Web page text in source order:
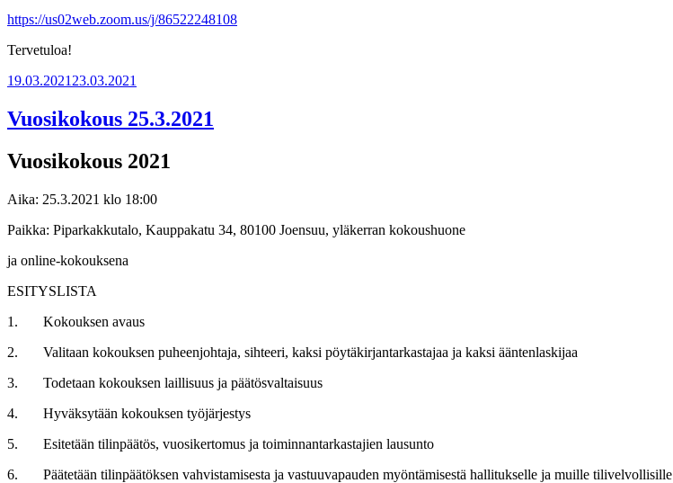
https://us02web.zoom.us/j/86522248108
Tervetuloa!
Julkaistu
19.03.2021 23.03.2021
Vuosikokous 25.3.2021
Vuosikokous 2021
Aika: 25.3.2021 klo 18:00
Paikka: Piparkakkutalo, Kauppakatu 34, 80100 Joensuu, yläkerran kokoushuone
ja online-kokouksena
ESITYSLISTA
1. Kokouksen avaus
2. Valitaan kokouksen puheenjohtaja, sihteeri, kaksi pöytäkirjantarkastajaa ja kaksi ääntenlaskijaa
3. Todetaan kokouksen laillisuus ja päätösvaltaisuus
4. Hyväksytään kokouksen työjärjestys
5. Esitetään tilinpäätös, vuosikertomus ja toiminnantarkastajien lausunto
6. Päätetään tilinpäätöksen vahvistamisesta ja vastuuvapauden myöntämisestä hallitukselle ja muille tilivelvollisille